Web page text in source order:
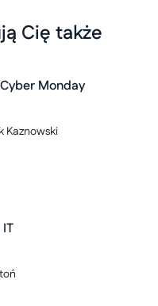
Cię także
Monday
Kaznowski